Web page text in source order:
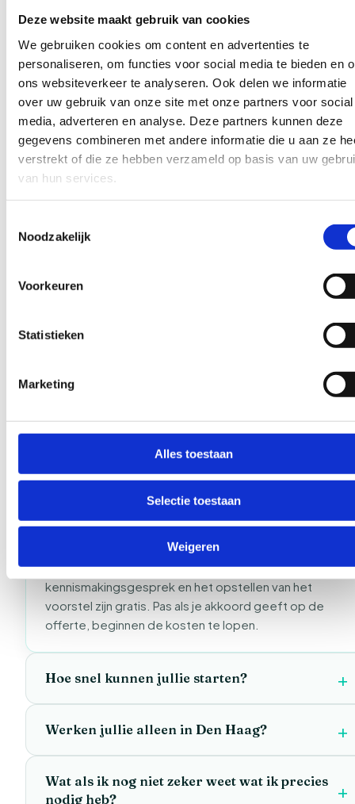
Deze website maakt gebruik van cookies
We gebruiken cookies om content en advertenties te
personaliseren, om functies voor social media te bieden en
ons websiteverkeer te analyseren. Ook delen we informatie
over uw gebruik van onze site met onze partners voor social
media, adverteren en analyse. Deze partners kunnen deze
gegevens combineren met andere informatie die u aan ze
verstrekt of die ze hebben verzameld op basis van uw
van hun services.
Noodzakelijk
Voorkeuren
Statistieken
Marketing
Alles toestaan
Selectie toestaan
Weigeren
03Voorstel op maat
Binnen een week ontvang je een helder voorstel
met vaste prijs, scope en planning. Geen
verrassingen, geen kleine lettertjes.
gesprek staat. Mis je iets? Bel of mail gerust.
Niets — vrijblijvend en kosteloos. Het
kennismakingsgesprek en het opstellen van het
voorstel zijn gratis. Pas als je akkoord geeft op de
offerte, beginnen de kosten te lopen.
Hoe snel kunnen jullie starten?
Werken jullie alleen in Den Haag?
Wat als ik nog niet zeker weet wat ik precies
nodig heb?